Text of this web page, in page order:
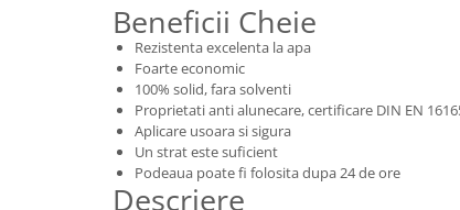
Beneficii Cheie
Rezistenta excelenta la apa
Foarte economic
100% solid, fara solventi
Proprietati anti alunecare, certificare DIN EN
Aplicare usoara si sigura
Un strat este suficient
Podeaua poate fi folosita dupa 24 de ore
Descriere